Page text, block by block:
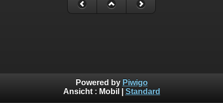
Powered by Piwigo
Ansicht : Mobil Standard